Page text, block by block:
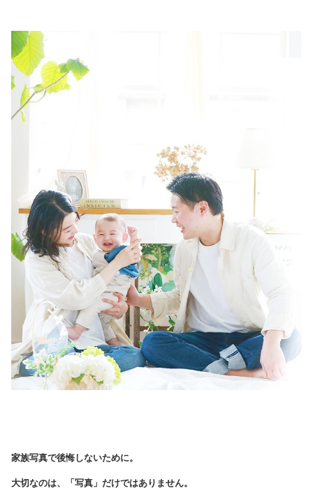
家族写真で後悔しないために。
大切なのは、「写真」だけではありません。